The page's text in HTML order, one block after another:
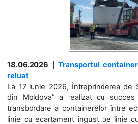
18.06.2026
Transportul
reluat
La 17 iunie 2026, Întreprinderea de
din Moldova” a realizat cu
transbordare a containerelor între
linie cu ecartament îngust pe linie